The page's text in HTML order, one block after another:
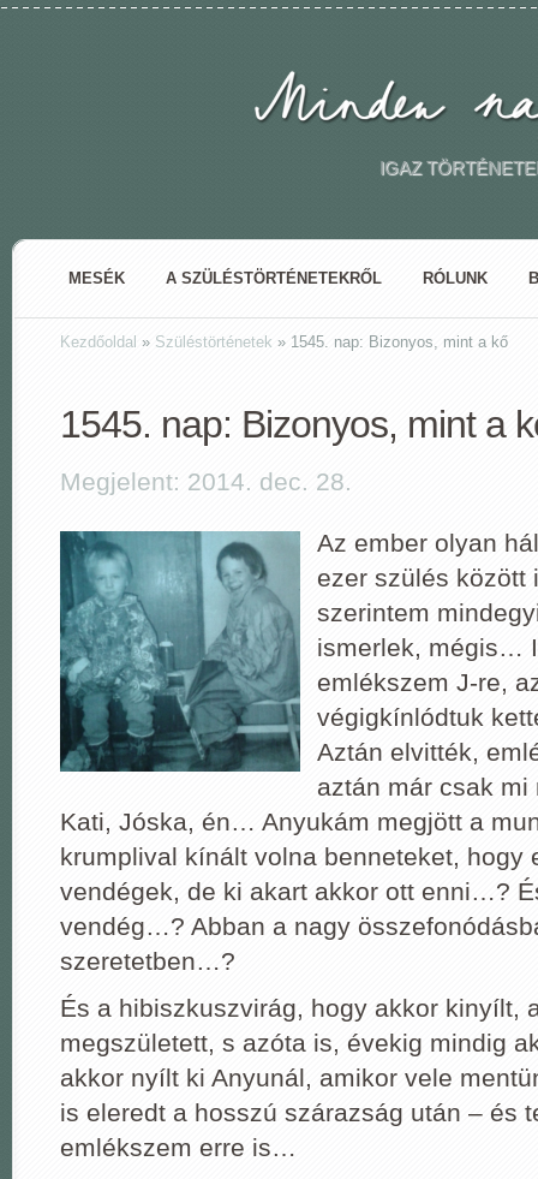
IGAZ
MESÉK A SZÜLÉSTÖRTÉNETEKRŐL RÓLUNK
Kezdőoldal » Szüléstörténetek » 1545. nap: Bizonyos, mint a kő
1545. nap: Bizonyos, mint a
Megjelent: 2014. dec. 28.
Az ember olyan
ezer szülés között
szerintem
ismerlek, mégis…
emlékszem J-re,
végigkínlódtuk
Aztán elvitték,
aztán már csak
Kati, Jóska, én… Anyukám megjött a
krumplival kínált volna benneteket, hogy
vendégek, de ki akart akkor ott enni…?
vendég…? Abban a nagy
szeretetben…?
És a hibiszkuszvirág, hogy akkor kinyílt,
megszületett, s azóta is, évekig mindig
akkor nyílt ki Anyunál, amikor vele
is eleredt a hosszú szárazság után – és
emlékszem erre is…